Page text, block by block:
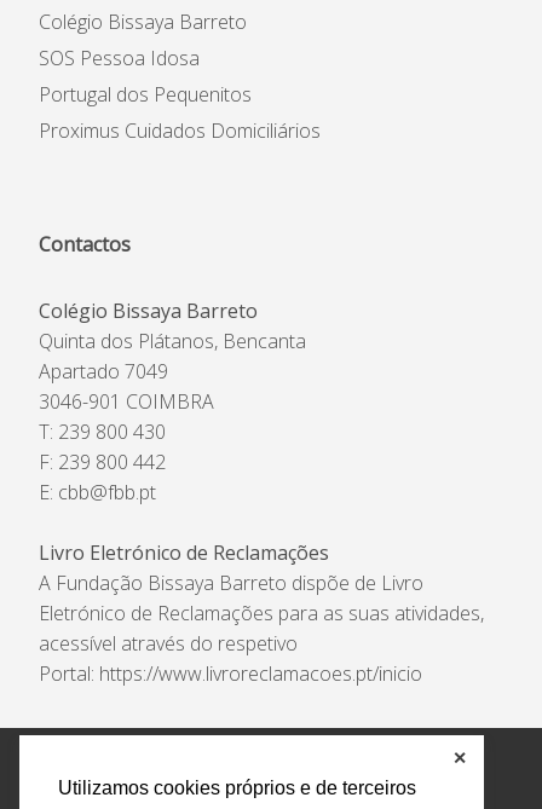
Utilizamos cookies próprios e de terceiros
✕
Colégio Bissaya Barreto
SOS Pessoa Idosa
Portugal dos Pequenitos
Proximus Cuidados Domiciliários
Contactos
Colégio Bissaya Barreto
Quinta dos Plátanos, Bencanta
Apartado 7049
3046-901 COIMBRA
T: 239 800 430
F: 239 800 442
E: cbb@fbb.pt
Livro Eletrónico de Reclamações
A Fundação Bissaya Barreto dispõe de Livro
Eletrónico de Reclamações para as suas atividades,
acessível através do respetivo
Portal: https://www.livroreclamacoes.pt/inicio
Política de Privacidade e Tratamento de Dados
Encarregado de Proteção de Dados
Livro Eletrónico